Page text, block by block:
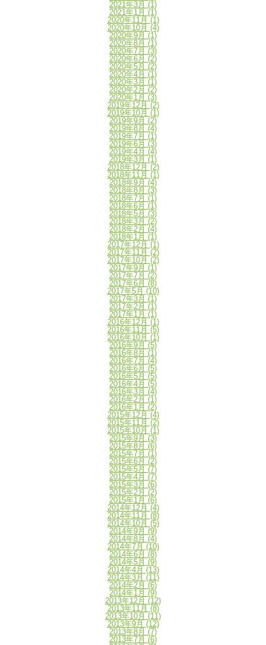
2021年3月 (1)
2021年1月 (1)
2020年11月 (1)
2020年10月 (4)
2020年9月 (1)
2020年8月 (1)
2020年7月 (3)
2020年6月 (2)
2020年5月 (2)
2020年4月 (1)
2020年3月 (1)
2020年2月 (2)
2020年1月 (3)
2019年12月 (2)
2019年10月 (1)
2019年9月 (2)
2019年8月 (4)
2019年7月 (1)
2019年6月 (3)
2019年4月 (4)
2019年3月 (1)
2018年12月 (2)
2018年11月 (1)
2018年9月 (4)
2018年8月 (3)
2018年7月 (1)
2018年6月 (1)
2018年5月 (3)
2018年3月 (2)
2018年2月 (4)
2018年1月 (1)
2017年12月 (1)
2017年11月 (2)
2017年10月 (2)
2017年9月 (1)
2017年7月 (2)
2017年6月 (8)
2017年5月 (10)
2017年3月 (1)
2017年2月 (1)
2017年1月 (1)
2016年12月 (1)
2016年11月 (5)
2016年10月 (1)
2016年9月 (5)
2016年8月 (1)
2016年7月 (4)
2016年6月 (5)
2016年5月 (5)
2016年4月 (5)
2016年3月 (4)
2016年2月 (1)
2016年1月 (2)
2015年12月 (4)
2015年11月 (2)
2015年10月 (1)
2015年9月 (3)
2015年8月 (6)
2015年7月 (1)
2015年6月 (2)
2015年5月 (7)
2015年4月 (7)
2015年3月 (6)
2015年2月 (2)
2015年1月 (6)
2014年12月 (4)
2014年11月 (8)
2014年10月 (5)
2014年9月 (9)
2014年8月 (4)
2014年7月 (10)
2014年6月 (8)
2014年5月 (9)
2014年4月 (13)
2014年3月 (11)
2014年2月 (6)
2014年1月 (9)
2013年12月 (12)
2013年11月 (8)
2013年10月 (11)
2013年9月 (12)
2013年8月 (7)
2013年7月 (6)